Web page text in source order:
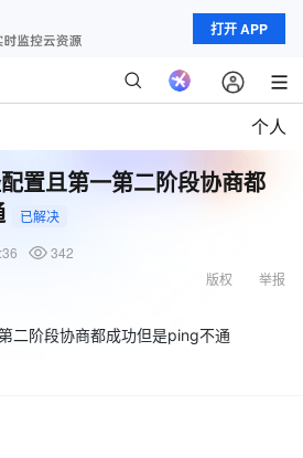
打开 APP
个人
置且第一第二阶段协商都
已解决
342
举报
版权
二阶段协商都成功但是ping不通